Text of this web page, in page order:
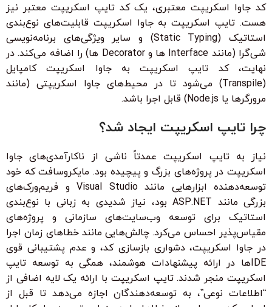
کد جاوا اسکریپت معتبری، یک کد تایپ اسکریپت معتبر نیز
هست. تایپ اسکریپت به جاوا اسکریپت قابلیت‌های نوع‌بندی
استاتیک (Static Typing) و سایر ویژگی‌های برنامه‌نویسی
شی‌گرا (مانند Interface ها و Decorator ها) را اضافه می‌کند. در
نهایت، کد تایپ اسکریپت به جاوا اسکریپت کامپایل
(Transpile) می‌شود تا در محیط‌های جاوا اسکریپتی (مانند
مرورگرها یا Node.js) قابل اجرا باشد.
چرا تایپ اسکریپت ایجاد شد؟
نیاز به تایپ اسکریپت عمدتاً ناشی از ناکارآمدی‌های جاوا
اسکریپت در پروژه‌های بزرگ و پیچیده بود. مایکروسافت که خود
توسعه‌دهنده ابزارهایی مانند Visual Studio و فریم‌ورک‌های
بزرگی مانند ASP.NET بود، نیاز شدیدی به زبانی با نوع‌بندی
استاتیک برای توسعه وب‌سایت‌های سازمانی و پروژه‌های
مقیاس‌پذیر احساس می‌کرد. چالش‌هایی مانند خطاهای زمان اجرا
در جاوا اسکریپت، دشواری بازسازی کد، و عدم پشتیبانی قوی
IDEها در ارائه پیشنهادات هوشمند، همگی به توسعه تایپ
اسکریپت منجر شدند. تایپ اسکریپت با ارائه یک لایه اضافی از
“اطلاعات نوعی”، به توسعه‌دهندگان اجازه می‌دهد تا قبل از